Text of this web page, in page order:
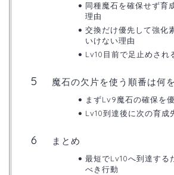
同種魔石を確保せず育
理由
交換だけ優先して強化
いけない理由
Lv10目前で足止めされ
魔石の欠片を使う順番は何
まずLv9魔石の確保を
Lv10到達後に次の育成
まとめ
最短でLv10へ到達する
べき行動